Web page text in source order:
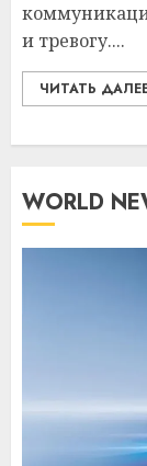
и тревогу....
ЧИТАТЬ
WORLD